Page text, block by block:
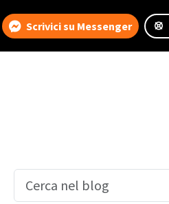
Scrivici su Messenger